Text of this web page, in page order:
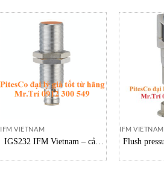
IFM VIETNAM
IGS232 IFM Vietnam – cảm
IFM VIETNAM
Flush